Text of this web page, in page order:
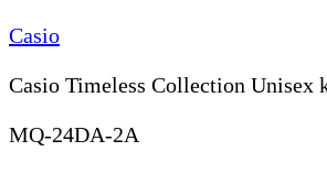
Casio
Casio Timeless Collection Unisex
MQ-24DA-2A